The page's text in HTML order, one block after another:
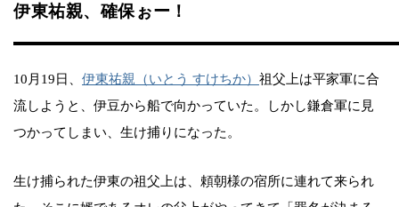
伊東祐親、確保ぉー！
10月19日、 伊東祐親（いとう すけちか） 祖父上は平家軍に合
流しようと、伊豆から船で向かっていた。しかし鎌倉軍に見
つかってしまい、生け捕りになった。
生け捕られた伊東の祖父上は、頼朝様の宿所に連れて来られ